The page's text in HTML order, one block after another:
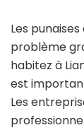
Les
problème
habitez à
est
Les